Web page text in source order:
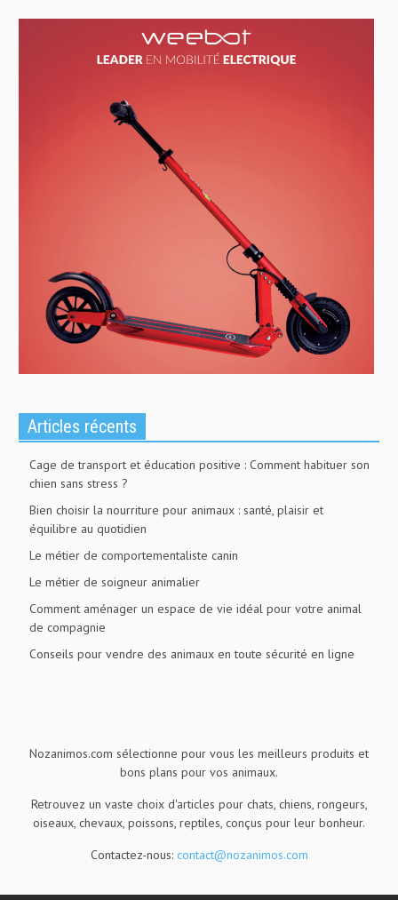
Articles récents
Cage de transport et éducation positive : Comment habituer son
chien sans stress ?
Bien choisir la nourriture pour animaux : santé, plaisir et
équilibre au quotidien
Le métier de comportementaliste canin
Le métier de soigneur animalier
Comment aménager un espace de vie idéal pour votre animal
de compagnie
Conseils pour vendre des animaux en toute sécurité en ligne
Nozanimos.com sélectionne pour vous les meilleurs produits et
bons plans pour vos animaux.
Retrouvez un vaste choix d'articles pour chats, chiens, rongeurs,
oiseaux, chevaux, poissons, reptiles, conçus pour leur bonheur.
Contactez-nous: contact@nozanimos.com